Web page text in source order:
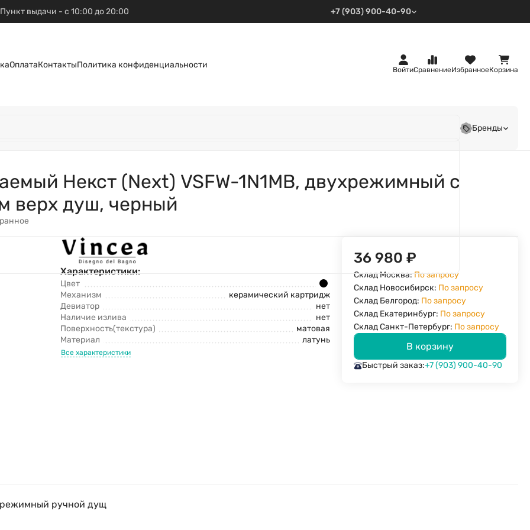
Пункт выдачи - с 10:00 до 20:00 +7 (903) 900-40-90
ОплатаКонтактыПолитика конфиденциальности
ВойтиСравнениеИзбранноеКорзина
Бренды
Некст (Next) VSFW-1N1MB, двухрежимный с
верх душ, черный
Характеристики:
Цвет
Механизм
керамический картридж
Девиатор
нет
Наличие излива
нет
Поверхность(текстура)
матовая
Материал
латунь
Все характеристики
36 980₽
Склад Москва: По запросу
Склад Новосибирск: По запросу
Склад Белгород: По запросу
Склад Екатеринбург: По запросу
Склад Санкт-Петербург: По запросу
В корзину
Быстрый заказ:+7 (903) 900-40-90
ручной дущ